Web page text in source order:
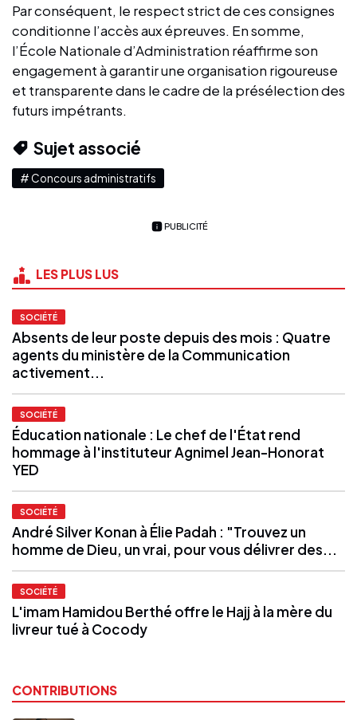
Par conséquent, le respect strict de ces consignes
conditionne l’accès aux épreuves. En somme,
l’École Nationale d’Administration réaffirme son
engagement à garantir une organisation rigoureuse
et transparente dans le cadre de la présélection des
futurs impétrants.
Sujet associé
# Concours administratifs
PUBLICITÉ
LES PLUS LUS
SOCIÉTÉ
Absents de leur poste depuis des mois : Quatre
agents du ministère de la Communication
activement...
SOCIÉTÉ
Éducation nationale : Le chef de l'État rend
hommage à l'instituteur Agnimel Jean-Honorat
YED
SOCIÉTÉ
André Silver Konan à Élie Padah : "Trouvez un
homme de Dieu, un vrai, pour vous délivrer des...
SOCIÉTÉ
L'imam Hamidou Berthé offre le Hajj à la mère du
livreur tué à Cocody
CONTRIBUTIONS